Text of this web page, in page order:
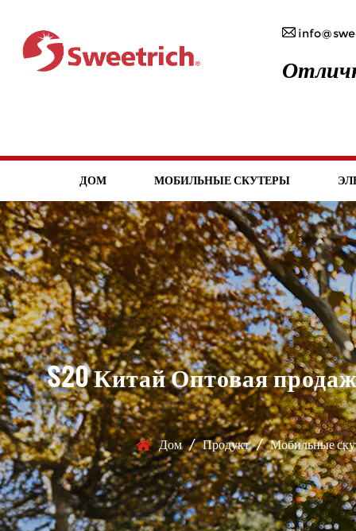
ДОМ МОБИЛЬНЫЕ СКУТЕРЫ
S20 Китай Оптовая
Дом / Продукт / Мобильные